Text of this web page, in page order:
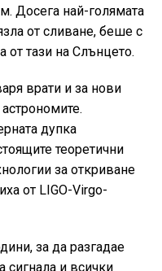
Досега най-голямата
от сливане, беше с
от тази на Слънцето.
врати и за нови
дупка
теоретични
за откриване
от LIGO-Virgo-
за да разгадае
сигнала и всички